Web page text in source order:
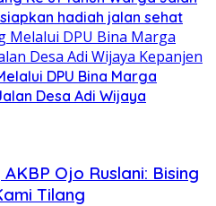
hadiah jalan sehat
DPU Bina Marga
Desa Adi Wijaya
Ojo Ruslani: Bising
Tilang